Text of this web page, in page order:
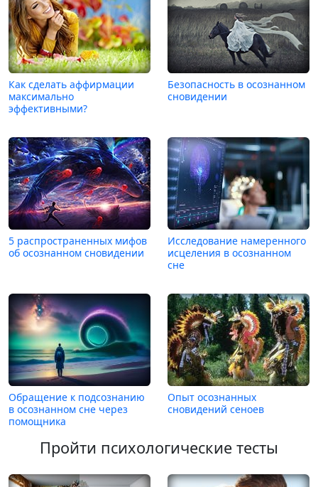
Как сделать аффирмации
максимально
эффективными?
Безопасность в осознанном
сновидении
5 распространенных мифов
об осознанном сновидении
Исследование намеренного
исцеления в осознанном
сне
Обращение к подсознанию
в осознанном сне через
помощника
Опыт осознанных
сновидений сеноев
Пройти психологические тесты